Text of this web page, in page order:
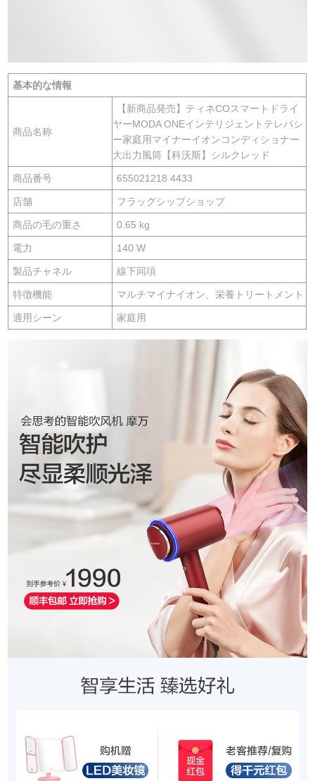
基本的な情報
商品名称
【新商品発売】ティネCOスマートドライ
ヤーMODA ONEインテリジェントテレパシ
ー家庭用マイナーイオンコンディショナー
大出力風筒【科沃斯】シルクレッド
商品番号 655021218 4433
店舗 フラッグシップショップ
商品の毛の重さ 0.65 kg
電力 140 W
製品チャネル 線下同項
特徴機能 マルチマイナイオン、栄養トリートメント
適用シーン 家庭用